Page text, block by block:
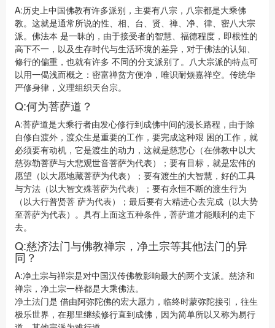
A:历史上中国佛教有许多派别，主要有八宗，八宗都是大乘佛
教。这就是通常所说的性、相、台、贤、禅、净、律、密八大宗
派。佛法本 是一昧的，由于接受者的智慧、福德程度，即根性的
高下不一，以及生存时代与生活环境的差异，对于佛法的认知、
修行的偏重，也就有许多 不同的分支派别了。八大宗派的特点可
以用一偈浅而概之：密富禅贫方便净，唯识耐烦嘉祥空。传统华
严修身律，义理组织天台宗。
Q:何为菩萨道？
A:菩萨道是大乘行者由发心修行到成佛中间的漫长路程，由于除
自修自渡外，渡众生是重要的工作，要完成这种艰 困的工作，就
必须要有动机，它是渡生的动力，这就是慈悲心（在佛教中以大
慈弥勒菩萨与大悲观世音菩萨为代表）；要有目标，就是宏伟的
愿望（以大愿地藏菩萨为代表）；要有渡生的大智慧，好的工具
与方法（以大智文殊菩萨为代表）；要有永恒不断的渡生行为
（以大行普贤菩 萨为代表）；最后要有大精进心去完成（以大势
至菩萨为代表）。具有上面这五种条件，菩萨道才能顺利的走下
去。
Q:慈济法门与佛教禅宗，净土宗等其他法门的异
同？
A:净土宗与禅宗是对中国汉传佛教影响最大的两个支派。慈济和
禅宗，净土宗一样都是大乘佛法。
净土法门是 借由阿弥陀佛的宏大愿力，临终时蒙弥陀接引，往生
极乐世界，在那里继续修行直到成佛，因为简单所以又称为易行